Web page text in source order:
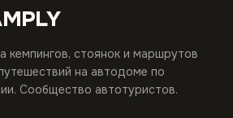
кемпингов, стоянок и маршрутов
на автодоме по
Сообщество автотуристов.